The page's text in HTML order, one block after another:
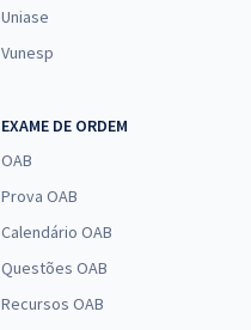
Uniase
Vunesp
EXAME DE ORDEM
OAB
Prova OAB
Calendário OAB
Questões OAB
Recursos OAB